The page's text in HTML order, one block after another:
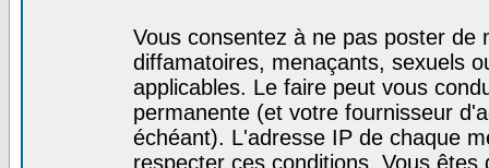
Vous consentez à ne pas poster de
diffamatoires, menaçants, sexuels
applicables. Le faire peut vous
permanente (et votre fournisseur
échéant). L'adresse IP de chaque
respecter ces conditions. Vous